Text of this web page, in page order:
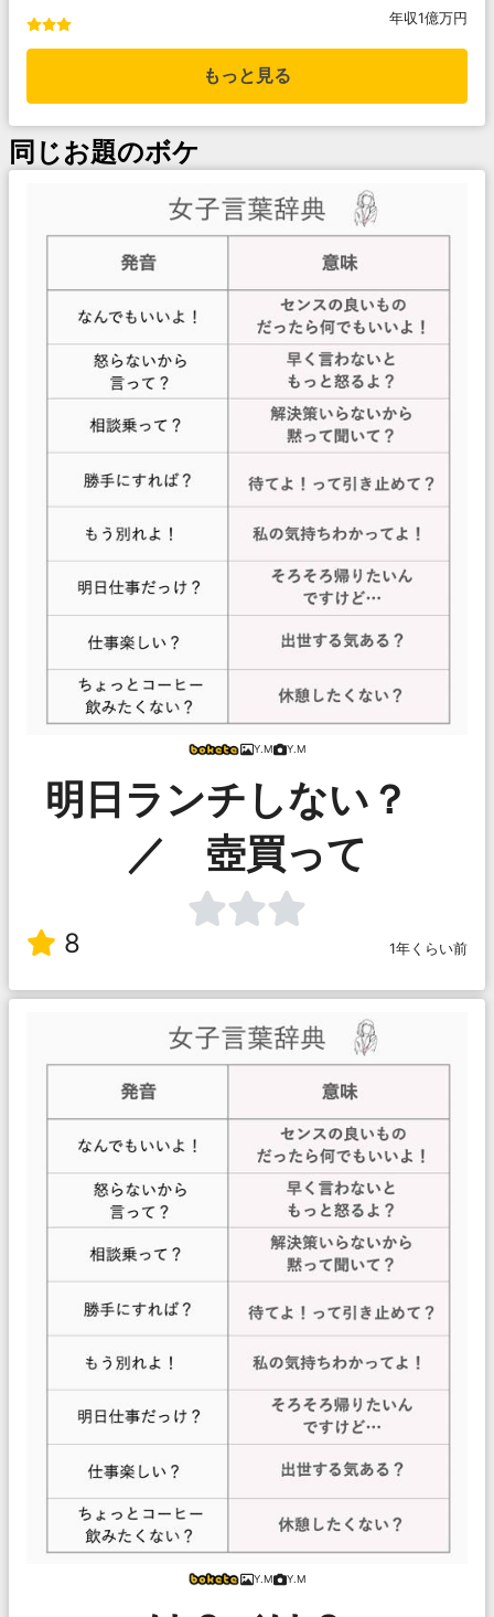
年収1億万円
もっと見る
同じお題のボケ
Y.M Y.M
明日ランチしない？
／ 壺買って
8 1年くらい前
Y.M Y.M